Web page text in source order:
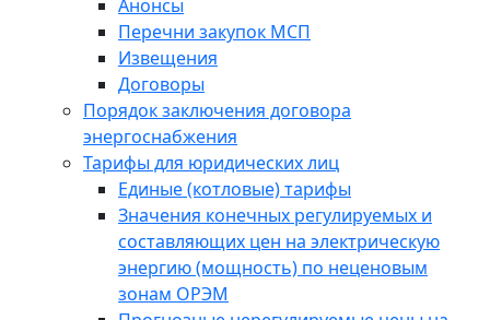
Анонсы
Перечни закупок МСП
Извещения
Договоры
Порядок заключения договора
энергоснабжения
Тарифы для юридических лиц
Единые (котловые) тарифы
Значения конечных регулируемых и
составляющих цен на электрическую
энергию (мощность) по неценовым
зонам ОРЭМ